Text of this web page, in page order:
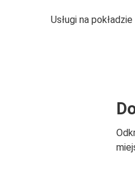
Usługi na